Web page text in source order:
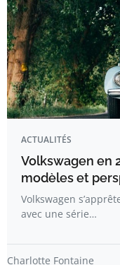
ACTUALITÉS
Volkswagen en
modèles et
Volkswagen
avec une série…
Charlotte Fontaine